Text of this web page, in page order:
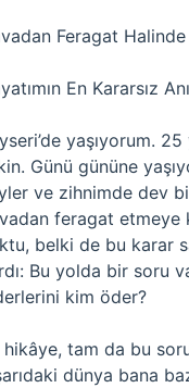
Feragat
En Kararsız Anı
yaşıyorum.
Günü gününe
ve zihnimde dev
feragat etmeye
belki de bu karar
Bu yolda bir soru
kim öder?
hikâye, tam da bu
dünya bana